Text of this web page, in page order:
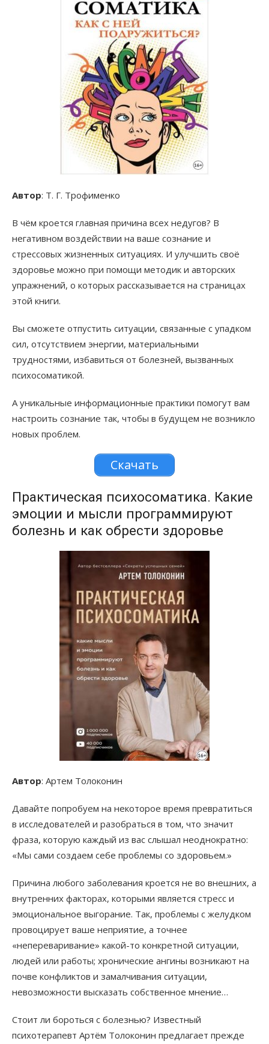
Автор: Т. Г. Трофименко
В чём кроется главная причина всех недугов? В
негативном воздействии на ваше сознание и
стрессовых жизненных ситуациях. И улучшить своё
здоровье можно при помощи методик и авторских
упражнений, о которых рассказывается на страницах
этой книги.
Вы сможете отпустить ситуации, связанные с упадком
сил, отсутствием энергии, материальными
трудностями, избавиться от болезней, вызванных
психосоматикой.
А уникальные информационные практики помогут вам
настроить сознание так, чтобы в будущем не возникло
новых проблем.
Скачать
Практическая психосоматика. Какие
эмоции и мысли программируют
болезнь и как обрести здоровье
Автор: Артем Толоконин
Давайте попробуем на некоторое время превратиться
в исследователей и разобраться в том, что значит
фраза, которую каждый из вас слышал неоднократно:
«Мы сами создаем себе проблемы со здоровьем.»
Причина любого заболевания кроется не во внешних, а
внутренних факторах, которыми является стресс и
эмоциональное выгорание. Так, проблемы с желудком
провоцирует ваше неприятие, а точнее
«непереваривание» какой-то конкретной ситуации,
людей или работы; хронические ангины возникают на
почве конфликтов и замалчивания ситуации,
невозможности высказать собственное мнение…
Стоит ли бороться с болезнью? Известный
психотерапевт Артём Толоконин предлагает прежде